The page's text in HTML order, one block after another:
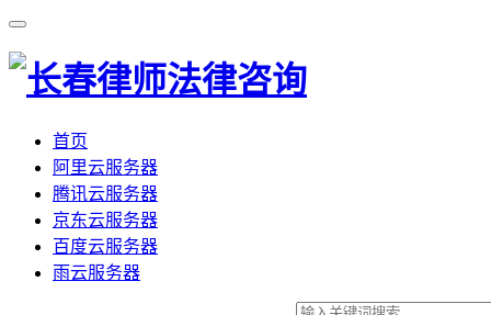
首页
阿里云服务器
腾讯云服务器
京东云服务器
百度云服务器
雨云服务器